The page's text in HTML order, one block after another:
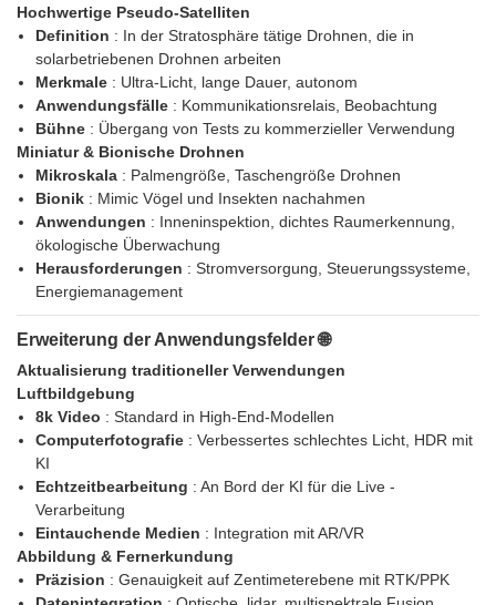
Hochwertige Pseudo-Satelliten
Definition : In der Stratosphäre tätige Drohnen, die in
solarbetriebenen Drohnen arbeiten
Merkmale : Ultra-Licht, lange Dauer, autonom
Anwendungsfälle : Kommunikationsrelais, Beobachtung
Bühne : Übergang von Tests zu kommerzieller Verwendung
Miniatur & Bionische Drohnen
Mikroskala : Palmengröße, Taschengröße Drohnen
Bionik : Mimic Vögel und Insekten nachahmen
Anwendungen : Inneninspektion, dichtes Raumerkennung,
ökologische Überwachung
Herausforderungen : Stromversorgung, Steuerungssysteme,
Energiemanagement
Erweiterung der Anwendungsfelder 🌐
Aktualisierung traditioneller Verwendungen
Luftbildgebung
8k Video : Standard in High-End-Modellen
Computerfotografie : Verbessertes schlechtes Licht, HDR mit
KI
Echtzeitbearbeitung : An Bord der KI für die Live -
Verarbeitung
Eintauchende Medien : Integration mit AR/VR
Abbildung & Fernerkundung
Präzision : Genauigkeit auf Zentimeterebene mit RTK/PPK